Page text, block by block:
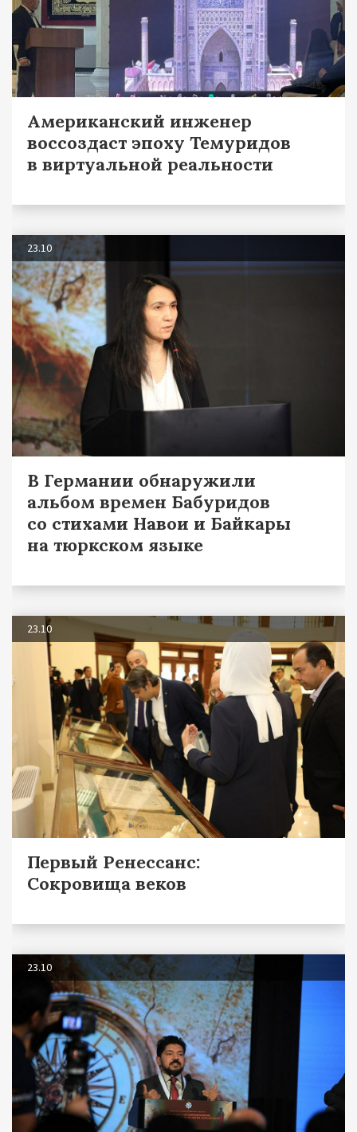
Американский инженер
воссоздаст эпоху Темуридов
в виртуальной реальности
23.10
В Германии обнаружили
альбом времен Бабуридов
со стихами Навои и Байкары
на тюркском языке
23.10
Первый Ренессанс:
Сокровища веков
23.10